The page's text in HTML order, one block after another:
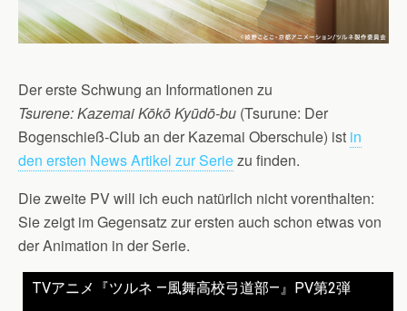
Der erste Schwung an Informationen zu
Tsurene: Kazemai Kōkō Kyūdō-bu (Tsurune: Der
Bogenschieß-Club an der Kazemai Oberschule) ist in
den ersten News Artikel zur Seriezu finden.
Die zweite PV will ich euch natürlich nicht vorenthalten:
Sie zeigt im Gegensatz zur ersten auch schon etwas von
der Animation in der Serie.
TVアニメ『ツルネ ―風舞高校弓道部―』PV第2弾